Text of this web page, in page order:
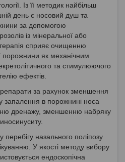
Із її методик найбільш
день є носовий душ та
за допомогою
із мінеральної або
сприяє очищенню
порожнини як механічним
та стимулюючого
ефектів.
за рахунок зменшення
запалення в порожнині носа
дренажу, зменшенню набряку
перебігу назального поліпозу
У якості методу вибору
ендоскопічна